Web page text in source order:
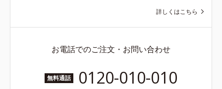
詳しくはこちら
お電話でのご注文・お問い合わせ
無料通話 0120-010-010